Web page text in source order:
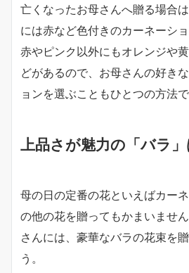
亡くなったお母さんへ贈る場合
には赤など色付きのカーネーシ
赤やピンク以外にもオレンジや
どがあるので、お母さんの好き
ョンを選ぶこともひとつの方法で
上品さが魅力の「バラ
母の日の定番の花といえばカー
の他の花を贈ってもかまいませ
さんには、豪華なバラの花束を
う。